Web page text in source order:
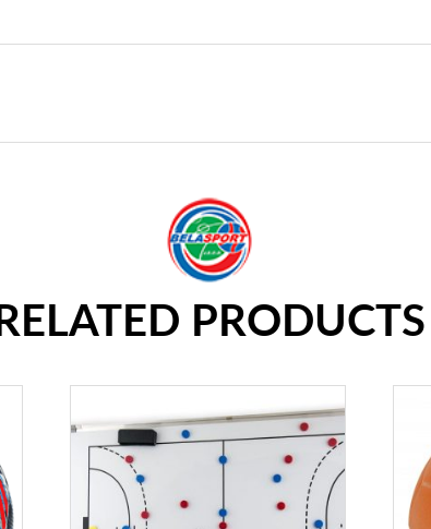
RELATED PRODUCTS